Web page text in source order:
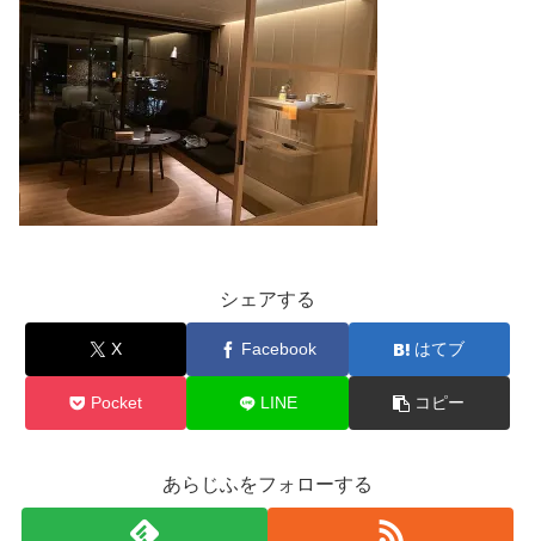
シェアする
X Facebook はてブ
Pocket LINE コピー
あらじふをフォローする